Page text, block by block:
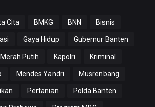
Cita BMKG BNN Bisnis
Gaya Hidup Gubernur Banten
Putih Kapolri Kriminal
Mendes Yandri Musrenbang
Pertanian Polda Banten